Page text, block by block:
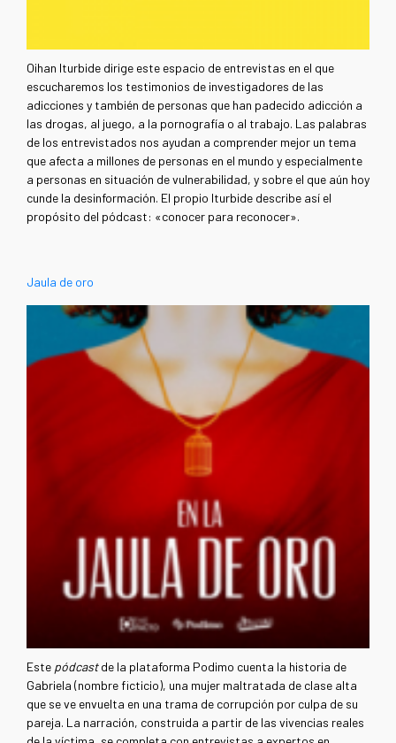
Oihan Iturbide dirige este espacio de entrevistas en el que
escucharemos los testimonios de investigadores de las
adicciones y también de personas que han padecido adicción a
las drogas, al juego, a la pornografía o al trabajo. Las palabras
de los entrevistados nos ayudan a comprender mejor un tema
que afecta a millones de personas en el mundo y especialmente
a personas en situación de vulnerabilidad, y sobre el que aún hoy
cunde la desinformación. El propio Iturbide describe así el
propósito del pódcast: «conocer para reconocer».
Jaula de oro
Este pódcastde la plataforma Podimo cuenta la historia de
Gabriela (nombre ficticio), una mujer maltratada de clase alta
que se ve envuelta en una trama de corrupción por culpa de su
pareja. La narración, construida a partir de las vivencias reales